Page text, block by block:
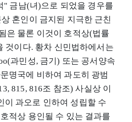
" 금남(녀)으로 되었을 경우를
혼인이 금지된 지극한 근친
은 물론 이것이 호적상(법률
것이다. 황차 신민법하에서는
과민성, 금기) 또는 공서양속
명국에 비하여 과도히 광범
815, 816조 참조) 사실상 이
이 과오로 인하여 성립할 수
적상 용인될 수 있는 결과를